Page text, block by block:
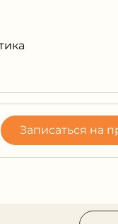
Записаться на